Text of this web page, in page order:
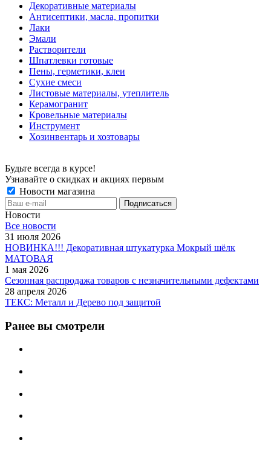
Декоративные материалы
Антисептики, масла, пропитки
Лаки
Эмали
Растворители
Шпатлевки готовые
Пены, герметики, клеи
Сухие смеси
Листовые материалы, утеплитель
Керамогранит
Кровельные материалы
Инструмент
Хозинвентарь и хозтовары
Будьте всегда в курсе!
Узнавайте о скидках и акциях первым
Новости магазина
Новости
Все новости
31 июля 2026
НОВИНКА!!! Декоративная штукатурка Мокрый шёлк
МАТОВАЯ
1 мая 2026
Сезонная распродажа товаров с незначительными дефектами
28 апреля 2026
ТЕКС: Металл и Дерево под защитой
Ранее вы смотрели